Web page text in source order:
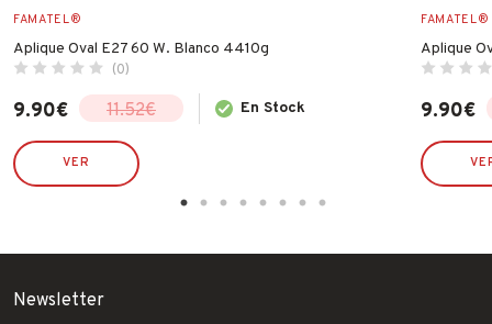
FAMATEL®
Aplique Oval E27 60 W. Blanco 4410g
(0)
11.52€
El
precio
original
era:
9.90€
El
precio
actual
es:
En Stock
VER
FAMATEL®
Aplique
El
precio
original
era:
9.90€
El
precio
actual
es:
Newsletter